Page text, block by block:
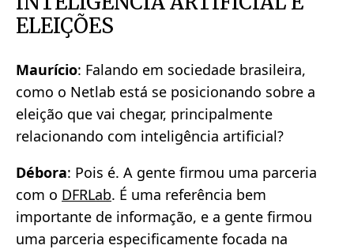
ELEIÇÕES
Maurício: Falando em sociedade brasileira,
como o Netlab está se posicionando sobre a
eleição que vai chegar, principalmente
relacionando com inteligência artificial?
Débora: Pois é. A gente firmou uma parceria
com o DFRLab. É uma referência bem
importante de informação, e a gente firmou
uma parceria especificamente focada na